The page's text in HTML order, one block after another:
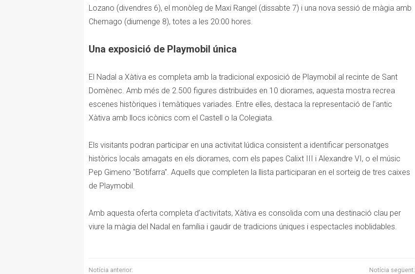
Lozano (divendres 6), el monòleg de Maxi Rangel (dissabte 7) i una nova sessió de màgia amb
Chemago (diumenge 8), totes a les 20:00 hores.
Una exposició de Playmobil única
El Nadal a Xàtiva es completa amb la tradicional exposició de Playmobil al recinte de Sant
Domènec. Amb més de 2.500 figures distribuïdes en 10 diorames, aquesta mostra recrea
escenes històriques i temàtiques variades. Entre elles, destaca la representació de l’antic
Xàtiva amb llocs icònics com el Castell o la Colegiata.
Els visitants podran participar en una activitat lúdica consistent a identificar personatges
històrics locals amagats en els diorames, com els papes Calixt III i Alexandre VI, o el músic
Pep Gimeno "Botifarra". Aquells que completen la llista participaran en el sorteig de tres caixes
de Playmobil.
Amb aquesta oferta completa d’activitats, Xàtiva es consolida com una destinació clau per
viure la màgia del Nadal en família i gaudir de tradicions úniques i espectacles inoblidables.
Notícia anterior: Notícia següent: